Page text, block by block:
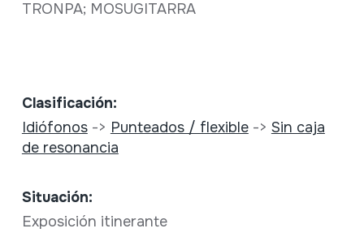
TRONPA; MOSUGITARRA
Clasificación:
Idiófonos-> Punteados / flexible-> Sin caja
de resonancia
Situación:
Exposición itinerante